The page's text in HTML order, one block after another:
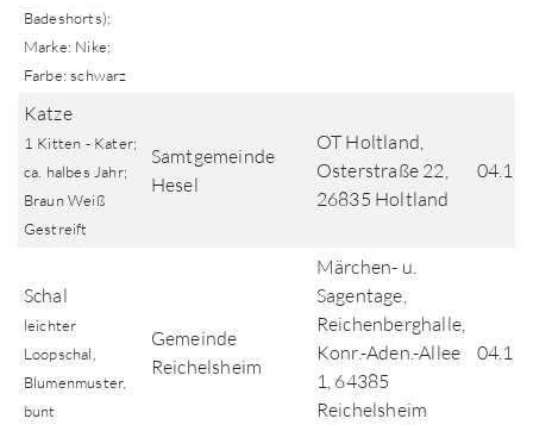
Badeshorts);
Marke: Nike;
Farbe: schwarz
Katze
1 Kitten - Kater;
ca. halbes Jahr;
Braun Weiß
Gestreift
Samtgemeinde
Hesel
OT Holtland,
Osterstraße 22,
26835 Holtland
Schal
leichter
Loopschal,
Blumenmuster,
bunt
Gemeinde
Reichelsheim
Märchen- u.
Sagentage,
Reichenberghalle,
Konr.-Aden.-Allee
1, 64385
Reichelsheim